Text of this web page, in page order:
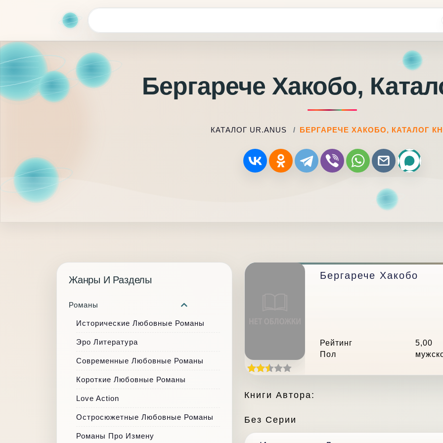
Бергарече Хакобо,
КАТАЛОГ UR.ANUS БЕРГАРЕЧЕ ХАКОБО, КАТАЛОГ
Бергарече Хакобо
Рейтинг
5,00
Пол
Книги Автора:
Без Серии
Жанры И Разделы
Романы
Исторические Любовные Романы
Эро Литература
Современные Любовные Романы
Короткие Любовные Романы
Love Action
Остросюжетные Любовные Романы
Романы Про Измену